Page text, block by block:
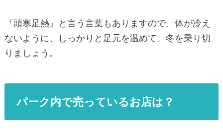
『頭寒足熱』と言う言葉もありますので、体が冷え
ないように、しっかりと足元を温めて、冬を乗り切
りましょう。
パーク内で売っているお店は？